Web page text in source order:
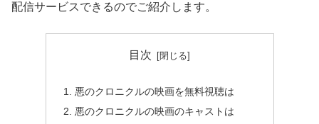
配信サービスできるのでご紹介します。
目次
悪のクロニクルの映画を無料視聴は
悪のクロニクルの映画のキャストは